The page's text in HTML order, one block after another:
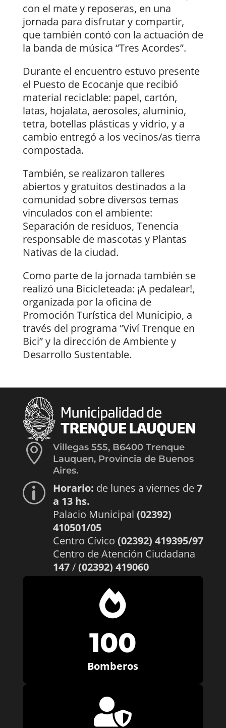
con el mate y reposeras, en una
jornada para disfrutar y compartir,
que también contó con la actuación de
la banda de música “Tres Acordes”.
Durante el encuentro estuvo presente
el Puesto de Ecocanje que recibió
material reciclable: papel, cartón,
latas, hojalata, aerosoles, aluminio,
tetra, botellas plásticas y vidrio, y a
cambio entregó a los vecinos/as tierra
compostada.
También, se realizaron talleres
abiertos y gratuitos destinados a la
comunidad sobre diversos temas
vinculados con el ambiente:
Separación de residuos, Tenencia
responsable de mascotas y Plantas
Nativas de la ciudad.
Como parte de la jornada también se
realizó una Bicicleteada: ¡A pedalear!,
organizada por la oficina de
Promoción Turística del Municipio, a
través del programa “Viví Trenque en
Bici” y la dirección de Ambiente y
Desarrollo Sustentable.

Villegas 555, B6400 Trenque
Lauquen, Provincia de Buenos
Aires.
p Horario: de lunes a viernes de7
a 13 hs.
Palacio Municipal (02392)
410501/05
Centro Cívico (02392) 419395/97
Centro de Atención Ciudadana
147/(02392) 419060

100
Bomberos
